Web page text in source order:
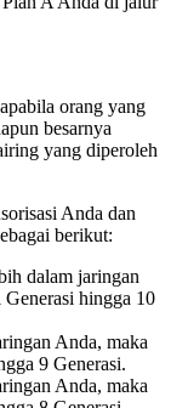
orang yang
besarnya
yang diperoleh
Anda dan
berikut:
dalam jaringan
hingga 10
Anda, maka
9 Generasi.
Anda, maka